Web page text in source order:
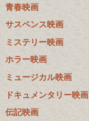
青春映画
サスペンス映画
ミステリー映画
ホラー映画
ミュージカル映画
ドキュメンタリー映画
伝記映画